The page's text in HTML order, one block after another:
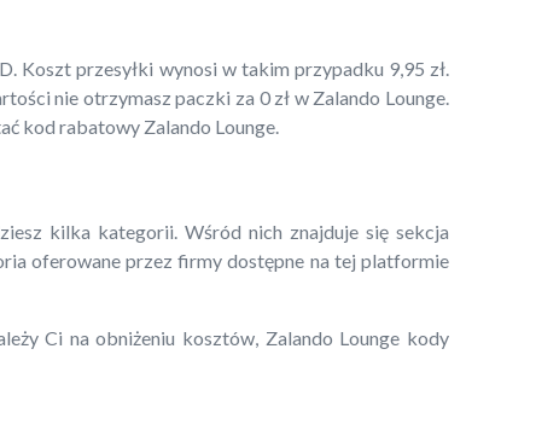
Koszt przesyłki wynosi w takim przypadku 9,95 zł.
nie otrzymasz paczki za 0 zł w Zalando Lounge.
kod rabatowy Zalando Lounge.
kilka kategorii. Wśród nich znajduje się sekcja
oferowane przez firmy dostępne na tej platformie
Ci na obniżeniu kosztów, Zalando Lounge kody